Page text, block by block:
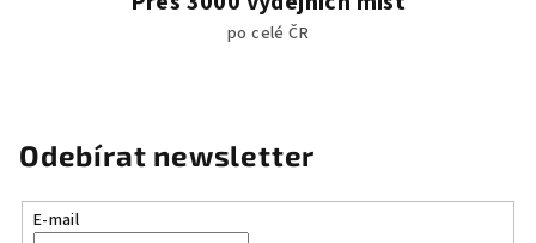
po celé ČR
Odebírat newsletter
E-mail